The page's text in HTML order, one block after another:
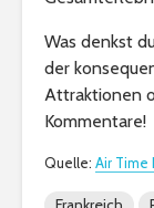
Was denkst
der
Attraktionen
Kommentare!
Quelle: Air Time